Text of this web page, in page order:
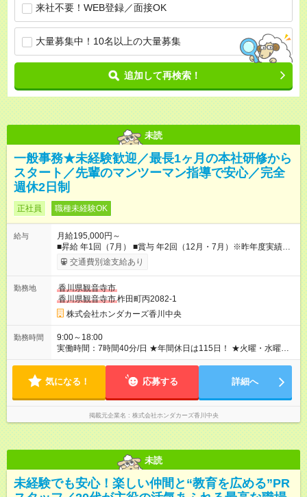
来社不要！WEB登録／面接OK
大量募集中！10名以上の大量募集
追加して再検索！
未読
一般事務★未経験歓迎／最長1ヶ月の本社研修から
スタート／先輩のマンツーマン指導で安心／完全
週休2日制
正社員 職種未経験OK
給与
月給195,000円～
■昇給 年1回（7月） ■賞与 年2回（12月・7月）※昨年度実績3.5
ヶ月分 ■試用期間3ヶ月（給与変更なし） ★みなし残業代なし ★
残業代は1分単位で別途支給 【試用期間】試用期間あり 試用期
交通費別途支給あり
勤務地
香川県観音寺市
香川県観音寺市柞田町丙2082-1
株式会社ホンダカーズ香川中央
勤務時間
9:00～18:00
実働時間：7時間40分/日 ★年間休日は115日！ ★火曜・水曜休
みの完全週休2日制です。 ★GW、夏季、年末年始には長期休暇
気になる！ 応募する 詳細へ
掲載元企業名 株式会社ホンダカーズ香川中央
未読
未経験でも安心！楽しい仲間と“教育を広める”PR